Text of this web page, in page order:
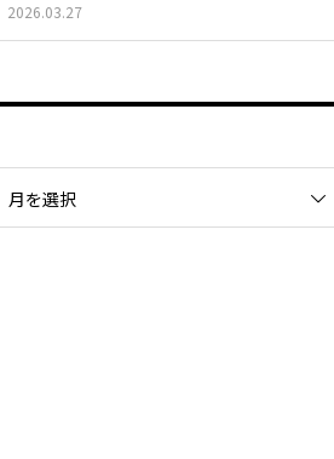
2026.03.27
月を選択